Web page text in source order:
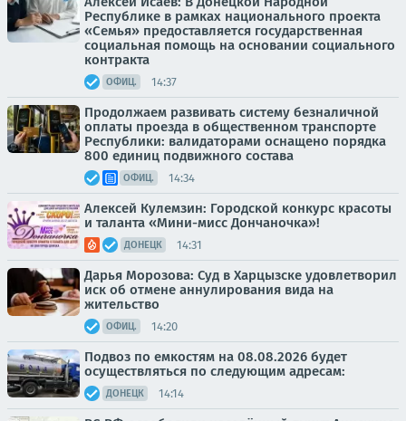
Республике в рамках национального проекта
«Семья» предоставляется государственная
социальная помощь на основании социального
контракта
ОФИЦ. 14:37
Продолжаем развивать систему безналичной
оплаты проезда в общественном транспорте
Республики: валидаторами оснащено порядка
800 единиц подвижного состава
ОФИЦ. 14:34
Алексей Кулемзин: Городской конкурс красоты
и таланта «Мини-мисс Дончаночка»!
ДОНЕЦК 14:31
Дарья Морозова: Суд в Харцызске удовлетворил
иск об отмене аннулирования вида на
жительство
ОФИЦ. 14:20
Подвоз по емкостям на 08.08.2026 будет
осуществляться по следующим адресам:
ДОНЕЦК 14:14